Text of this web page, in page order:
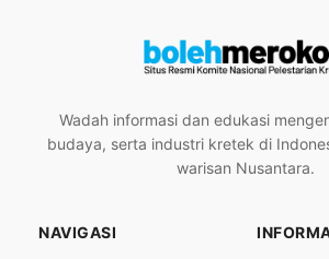
Wadah informasi dan edukasi
budaya, serta industri kretek di
warisan Nusantara.
NAVIGASI